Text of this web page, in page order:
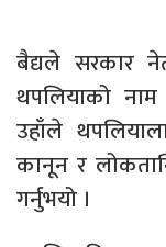
बैद्यले सरकार
थपलियाको
उहाँले
कानून र
गर्नुभयो ।